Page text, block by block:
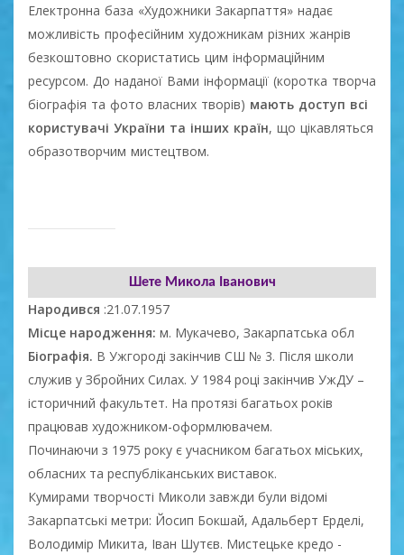
Електронна база «Художники Закарпаття» надає
можливість професійним художникам різних жанрів
безкоштовно скористатись цим інформаційним
ресурсом. До наданої Вами інформації (коротка творча
біографія та фото власних творів) мають доступ всі
користувачі України та інших країн, що цікавляться
образотворчим мистецтвом.
Шете Микола Іванович
Народився :21.07.1957
Місце народження: м. Мукачево, Закарпатська обл
Біографія. В Ужгороді закінчив СШ № 3. Після школи
служив у Збройних Силах. У 1984 році закінчив УжДУ –
історичний факультет. На протязі багатьох років
працював художником-оформлювачем.
Починаючи з 1975 року є учасником багатьох міських,
обласних та республіканських виставок.
Кумирами творчості Миколи завжди були відомі
Закарпатські метри: Йосип Бокшай, Адальберт Ерделі,
Володимір Микита, Іван Шутєв. Мистецьке кредо -